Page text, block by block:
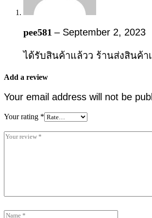
pee581 – September 2, 2023
ได้รับสินค้าแล้วว ร้านส่งสินค้า
Add a review
Your email address will not be
Your rating *